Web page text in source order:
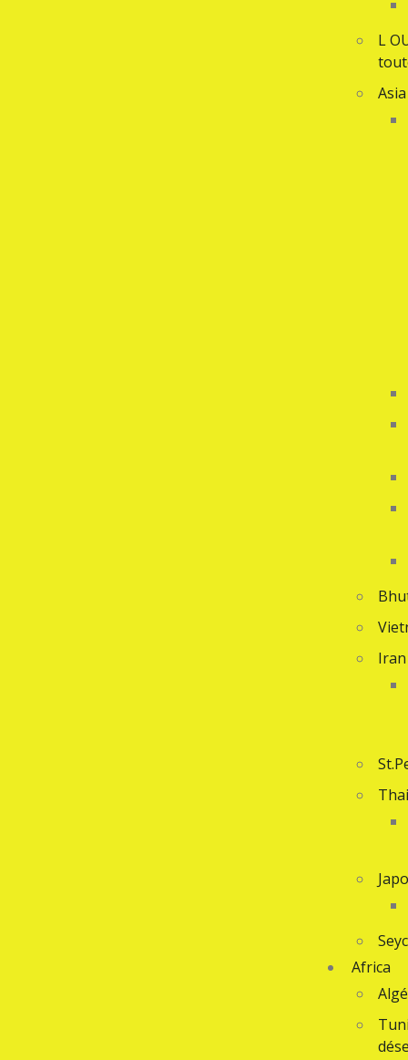
L
Asia
Iran
Africa